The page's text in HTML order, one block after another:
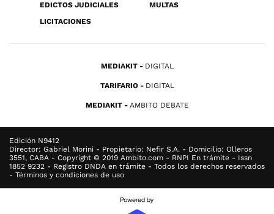
EDICTOS JUDICIALES
MULTAS
LICITACIONES
MEDIAKIT DIGITAL
TARIFARIO DIGITAL
MEDIAKIT AMBITO DEBATE
Edición N9412
Director: Gabriel Morini - Propietario: Nefir S.A. - Domicilio: Olleros
3551, CABA - Copyright © 2019 Ambito.com - RNPI En trámite - Issn
1852 9232 - Registro DNDA en trámite - Todos los derechos reservados
- Términos y condiciones de uso